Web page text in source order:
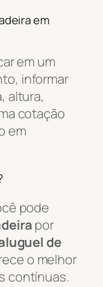
em
em um
informar
altura,
cotação
em
pode
por
de
o melhor
contínuas.